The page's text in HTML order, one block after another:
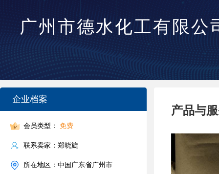
广州市德水化工有限公
企业档案
会员类型： 免费
联系卖家：郑晓旋
所在地区：中国广东省广州市
产品与